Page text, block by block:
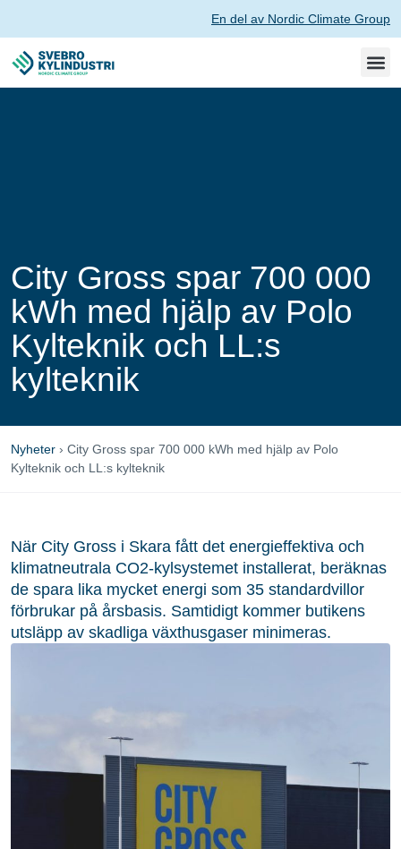
En del av Nordic Climate Group
City Gross spar 700 000
kWh med hjälp av Polo
Kylteknik och LL:s
kylteknik
Nyheter › City Gross spar 700 000 kWh med hjälp av Polo
Kylteknik och LL:s kylteknik
När City Gross i Skara fått det energieffektiva och
klimatneutrala CO2-kylsystemet installerat, beräknas
de spara lika mycket energi som 35 standardvillor
förbrukar på årsbasis. Samtidigt kommer butikens
utsläpp av skadliga växthusgaser minimeras.